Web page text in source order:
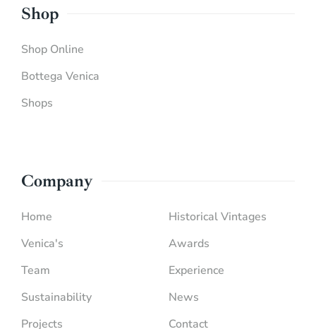
Shop
Shop Online
Bottega Venica
Shops
Company
Home
Venica's
Team
Sustainability
Projects
Historical Vintages
Awards
Experience
News
Contact